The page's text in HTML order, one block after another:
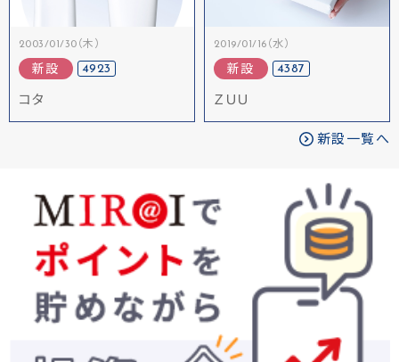
2003/01/30（木）
新設 4923
コタ
2019/01/16（水）
新設 4387
ＺＵＵ
新設一覧へ